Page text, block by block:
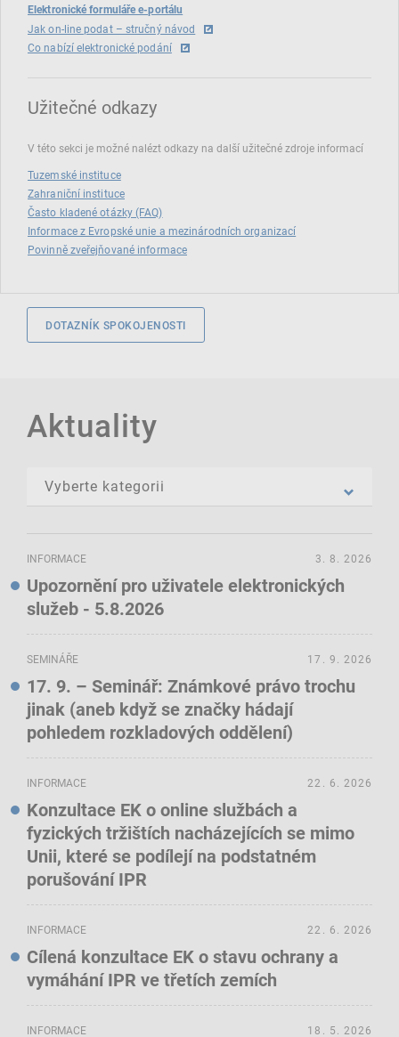
Elektronické formuláře e-portálu
Jak on-line podat – stručný návod
Co nabízí elektronické podání
Užitečné odkazy
V této sekci je možné nalézt odkazy na další užitečné zdroje informací
Tuzemské instituce
Zahraniční instituce
Často kladené otázky (FAQ)
Informace z Evropské unie a mezinárodních organizací
Povinně zveřejňované informace
DOTAZNÍK SPOKOJENOSTI
Aktuality
INFORMACE
Upozornění pro uživatele elektronických
služeb - 5.8.2026
3. 8. 2026
SEMINÁŘE
17. 9. – Seminář: Známkové právo trochu
jinak (aneb když se značky hádají
pohledem rozkladových oddělení)
17. 9. 2026
INFORMACE
Konzultace EK o online službách a
fyzických tržištích nacházejících se mimo
Unii, které se podílejí na podstatném
porušování IPR
22. 6. 2026
INFORMACE
Cílená konzultace EK o stavu ochrany a
vymáhání IPR ve třetích zemích
22. 6. 2026
INFORMACE 18. 5. 2026